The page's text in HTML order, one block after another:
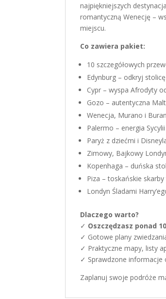
najpiękniejszych
romantyczną Wenecję –
miejscu.
Co zawiera pakiet:
10 szczegółowych
Edynburg – odkryj
Cypr – wyspa Afrodyty
Gozo – autentyczna
Wenecja, Murano i
Palermo – energia
Paryż z dziećmi i
Zimowy, Bajkowy
Kopenhaga – duńska
Piza – toskańskie skarby
Londyn Śladami
Dlaczego warto?
✓ Oszczędzasz ponad
✓ Gotowe plany
✓ Praktyczne mapy, listy
✓ Sprawdzone informacje
Zaplanuj swoje podróże